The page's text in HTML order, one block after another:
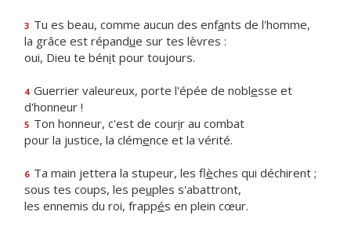
3 Tu es beau, comme aucun des enfants de l'homme,
la grâce est répandue sur tes lèvres :
oui, Dieu te bénit pour toujours.
4 Guerrier valeureux, porte l'épée de noblesse et
d'honneur !
5 Ton honneur, c'est de courir au combat
pour la justice, la clémence et la vérité.
6 Ta main jettera la stupeur, les flèches qui déchirent ;
sous tes coups, les peuples s'abattront,
les ennemis du roi, frappés en plein cœur.